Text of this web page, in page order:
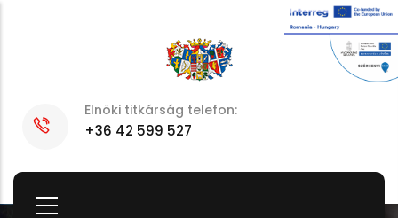
Elnöki titkárság telefon:
+36 42 599 527